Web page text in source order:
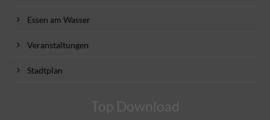
Essen am Wasser
Veranstaltungen
Stadtplan
Top Download